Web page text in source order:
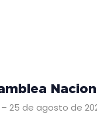
25 de agosto de